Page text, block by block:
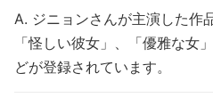
A. ジニョンさんが主演した作
「怪しい彼女」、「優雅な女
どが登録されています。